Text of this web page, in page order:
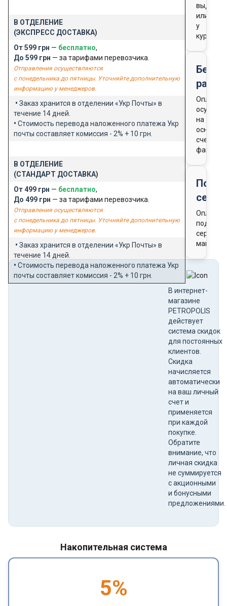
В ОТДЕЛЕНИЕ
(ЭКСПРЕСС ДОСТАВКА)
От 599 грн — бесплатно,
До 599 грн — за тарифами перевозчика.
Отправления осуществляются
с понедельника до пятницы. Уточняйте дополнительную
информацию у менеджеров.
• Заказ хранится в отделении «Укр Почты» в
течение 14 дней.
• Стоимость перевода наложенного платежа Укр
почты составляет комиссия - 2% + 10 грн.
В ОТДЕЛЕНИЕ
(СТАНДАРТ ДОСТАВКА)
От 499 грн — бесплатно,
До 499 грн — за тарифами перевозчика.
Отправления осуществляются
с понедельника до пятницы. Уточняйте дополнительную
информацию у менеджеров.
• Заказ хранится в отделении «Укр Почты» в
течение 14 дней.
• Стоимость перевода наложенного платежа Укр
почты составляет комиссия - 2% + 10 грн.
выдачи
или
у
курьера
Оплата
на
счета-
фактуры
Оплата
В интернет-
магазине
PETROPOLIS
действует
система скидок
для постоянных
клиентов.
Скидка
начисляется
автоматически
на ваш личный
счет и
применяется
при каждой
покупке.
Обратите
внимание, что
личная скидка
не суммируется
с акционными
и бонусными
предложениями.
Накопительная система
5%